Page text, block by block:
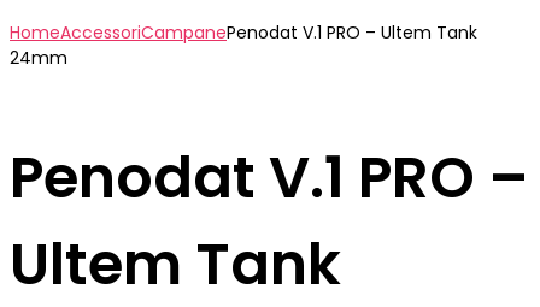
HomeAccessoriCampanePenodat V.1 PRO – Ultem Tank
24mm
Penodat V.1 PRO –
Ultem Tank